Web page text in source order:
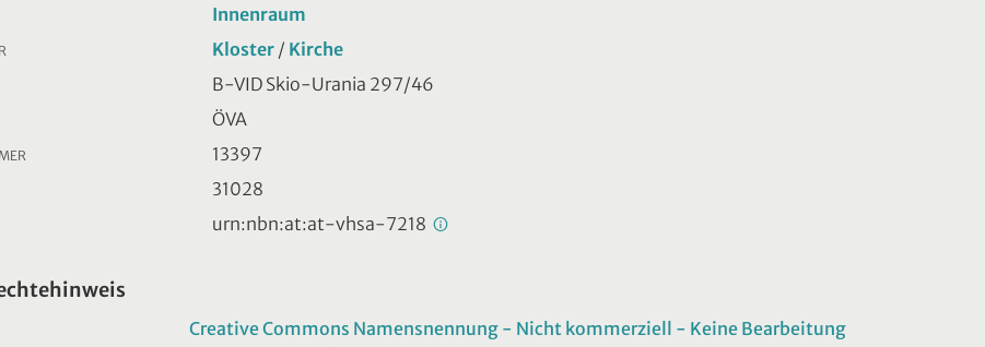
Innenraum
Kloster / Kirche
B-VID Skio-Urania 297/46
ÖVA
13397
31028
urn:nbn:at:at-vhsa-7218
Creative Commons Namensnennung - Nicht kommerziell - Keine Bearbeitung